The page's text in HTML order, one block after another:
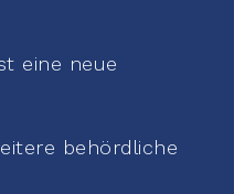
eine neue
behördliche